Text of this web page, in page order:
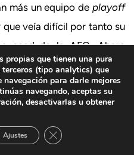
más un equipo de playoff
veía difícil por tanto su
seedde la AFC. Ahora
son cuartos de la
la AFC North del que se
de diciembre. Ante los
(tressacksen tres
propias que tienen una pura
(tipo analytics) que
para darle mejores
navegando, aceptas su
desactivarlas u obtener
Ajustes Cerrar el banner de